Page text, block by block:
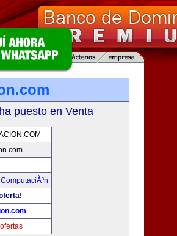
puesto en Venta